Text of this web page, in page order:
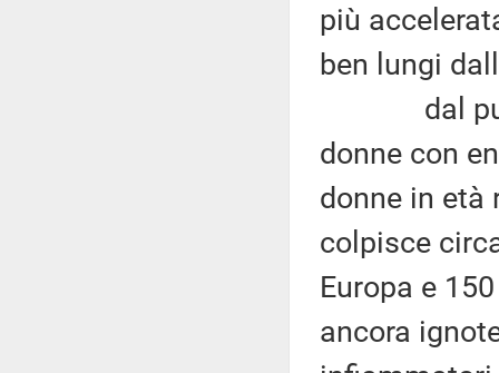
più
ben lungi
dal punto
donne con
donne in età
colpisce
Europa e
ancora